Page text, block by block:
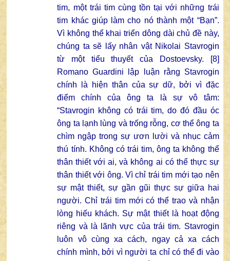
tim, một trái tim cùng tồn tại với những trái
tim khác giúp làm cho nó thành một “Bạn”.
Vì không thể khai triển dông dài chủ đề này,
chúng ta sẽ lấy nhân vật Nikolai Stavrogin
từ một tiểu thuyết của Dostoevsky. [8]
Romano Guardini lập luận rằng Stavrogin
chính là hiện thân của sự dữ, bởi vì đặc
điểm chính của ông ta là sự vô tâm:
“Stavrogin không có trái tim, do đó đầu óc
ông ta lạnh lùng và trống rỗng, cơ thể ông ta
chìm ngập trong sự ươn lười và nhục cảm
thú tính. Không có trái tim, ông ta không thể
thân thiết với ai, và không ai có thể thực sự
thân thiết với ông. Vì chỉ trái tim mới tạo nên
sự mật thiết, sự gần gũi thực sự giữa hai
người. Chỉ trái tim mới có thể trao và nhận
lòng hiếu khách. Sự mật thiết là hoạt động
riêng và là lãnh vực của trái tim. Stavrogin
luôn vô cùng xa cách, ngay cả xa cách
chính mình, bởi vì người ta chỉ có thể đi vào